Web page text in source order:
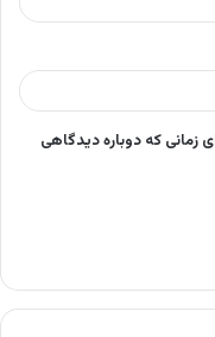
زمانی که دوباره دیدگاهی